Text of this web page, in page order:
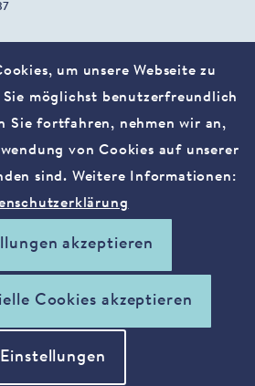
vorbehalten.
um unsere Webseite zu
möglichst benutzerfreundlich
Sie fortfahren, nehmen wir an,
von Cookies auf unserer
sind. Weitere Informationen:
akzeptieren
Cookies akzeptieren
Einstellungen